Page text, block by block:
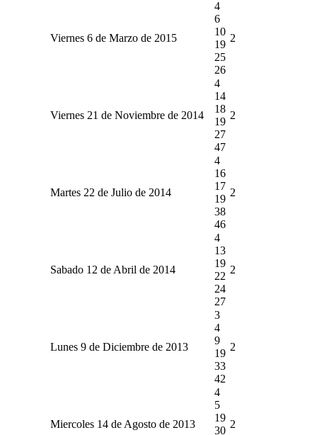
Viernes 6 de Marzo de 2015
4
6
10
19
25
26
2
Viernes 21 de Noviembre de 2014
4
14
18
19
27
47
2
Martes 22 de Julio de 2014
4
16
17
19
38
46
2
Sabado 12 de Abril de 2014
4
13
19
22
24
27
2
Lunes 9 de Diciembre de 2013
3
4
9
19
33
42
2
Miercoles 14 de Agosto de 2013
4
5
19
30
2